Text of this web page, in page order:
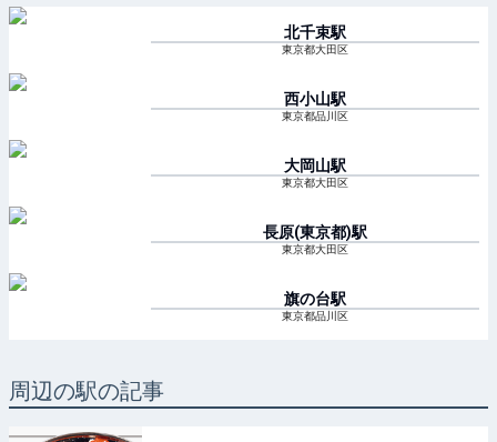
北千束駅
東京都大田区
西小山駅
東京都品川区
大岡山駅
東京都大田区
長原(東京都)駅
東京都大田区
旗の台駅
東京都品川区
周辺の駅の記事